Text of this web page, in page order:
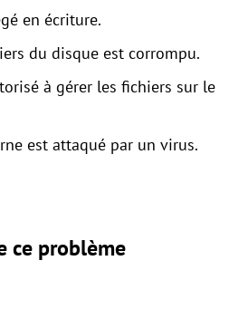
en écriture.
du disque est corrompu.
à gérer les fichiers sur le
est attaqué par un virus.
ce problème